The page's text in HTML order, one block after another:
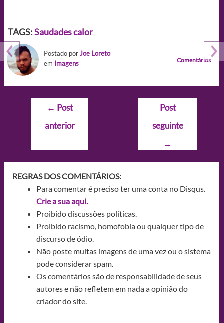
TAGS:Saudades calor
Postado porJoe Loreto
em Imagens Comentários
Navegação
Post
← Post
anterior
Post
seguinte
→
REGRAS DOS COMENTÁRIOS:
Para comentar é preciso ter uma conta no Disqus.
Crie a sua aqui.
Proibido discussões políticas.
Proibido racismo, homofobia ou qualquer tipo de
discurso de ódio.
Não poste muitas imagens de uma vez ou o sistema
pode considerar spam.
Os comentários são de responsabilidade de seus
autores e não refletem em nada a opinião do
criador do site.